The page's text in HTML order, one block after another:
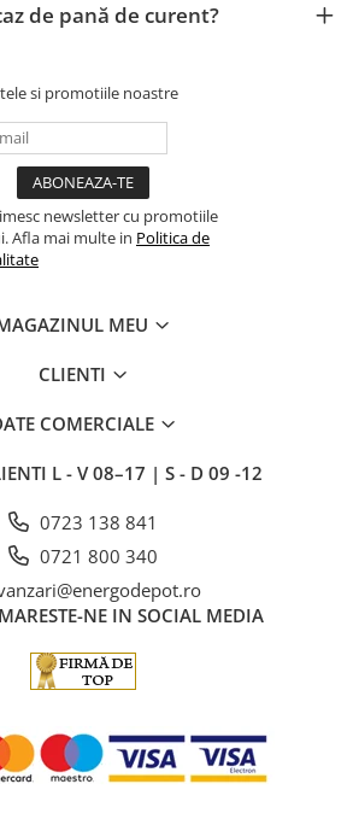
de pană de curent?
si promotiile noastre
newsletter cu promotiile
Afla mai multe in Politica de
MEU
CLIENTI
COMERCIALE
L - V 08–17 | S - D 09 -12
0723 138 841
0721 800 340
NE IN SOCIAL MEDIA